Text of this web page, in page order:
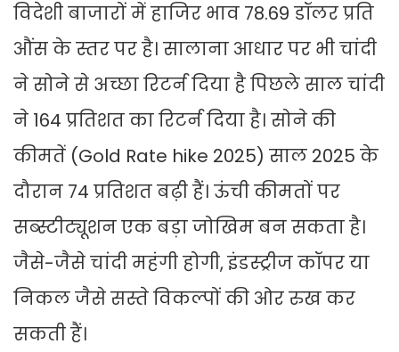
विदेशी बाजारों में हाजिर भाव 78.69 डॉलर प्रति
औंस के स्तर पर है। सालाना आधार पर भी चांदी
ने सोने से अच्छा रिटर्न दिया है पिछले साल चांदी
ने 164 प्रतिशत का रिटर्न दिया है। सोने की
कीमतें (Gold Rate hike 2025) साल 2025 के
दौरान 74 प्रतिशत बढ़ी हैं। ऊंची कीमतों पर
सब्स्टीट्यूशन एक बड़ा जोखिम बन सकता है।
जैसे-जैसे चांदी महंगी होगी, इंडस्ट्रीज कॉपर या
निकल जैसे सस्ते विकल्पों की ओर रुख कर
सकती हैं।